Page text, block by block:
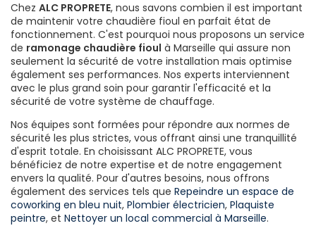
Chez ALC PROPRETE, nous savons combien il est important
de maintenir votre chaudière fioul en parfait état de
fonctionnement. C'est pourquoi nous proposons un service
de ramonage chaudière fioul à Marseille qui assure non
seulement la sécurité de votre installation mais optimise
également ses performances. Nos experts interviennent
avec le plus grand soin pour garantir l'efficacité et la
sécurité de votre système de chauffage.
Nos équipes sont formées pour répondre aux normes de
sécurité les plus strictes, vous offrant ainsi une tranquillité
d'esprit totale. En choisissant ALC PROPRETE, vous
bénéficiez de notre expertise et de notre engagement
envers la qualité. Pour d'autres besoins, nous offrons
également des services tels que Repeindre un espace de
coworking en bleu nuit, Plombier électricien, Plaquiste
peintre, et Nettoyer un local commercial à Marseille.